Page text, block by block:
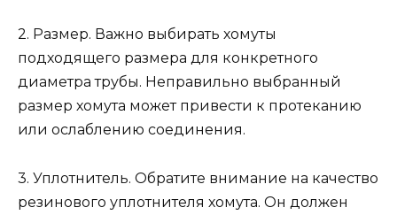
2. Размер. Важно выбирать хомуты
подходящего размера для конкретного
диаметра трубы. Неправильно выбранный
размер хомута может привести к протеканию
или ослаблению соединения.
3. Уплотнитель. Обратите внимание на качество
резинового уплотнителя хомута. Он должен